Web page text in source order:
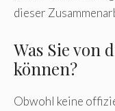
dieser
Was Sie von
können?
Obwohl keine